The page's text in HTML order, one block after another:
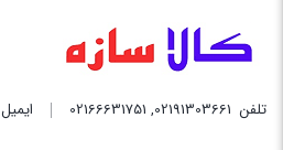
تلفن 02191303661
,
02166631751 ایمیل